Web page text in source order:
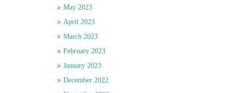
May 2023
April 2023
March 2023
February 2023
January 2023
December 2022